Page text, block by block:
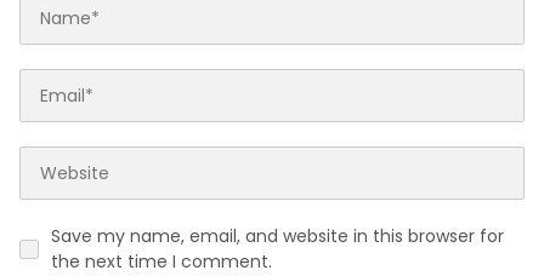
Save my name, email, and website in this browser for
the next time I comment.